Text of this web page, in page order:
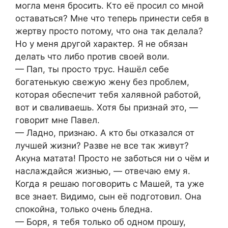
могла меня бросить. Кто её просил со мной
оставаться? Мне что теперь принести себя в
жертву просто потому, что она так делала?
Но у меня другой характер. Я не обязан
делать что либо против своей воли.
— Пап, ты просто трус. Нашёл себе
богатенькую свежую жену без проблем,
которая обеспечит тебя халявной работой,
вот и сваливаешь. Хотя бы признай это, —
говорит мне Павел.
— Ладно, признаю. А кто бы отказался от
лучшей жизни? Разве не все так живут?
Акуна матата! Просто не заботься ни о чём и
наслаждайся жизнью, — отвечаю ему я.
Когда я решаю поговорить с Машей, та уже
все знает. Видимо, сын её подготовил. Она
спокойна, только очень бледна.
— Боря, я тебя только об одном прошу,